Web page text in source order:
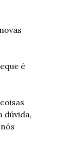
é
dúvida,